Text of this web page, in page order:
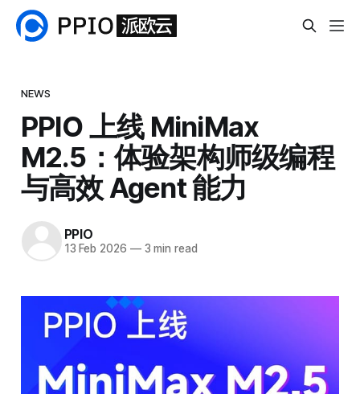
NEWS
PPIO 上线 MiniMax
M2.5：体验架构师级编程
与高效 Agent 能力
PPIO
13 Feb 2026 —3 min read